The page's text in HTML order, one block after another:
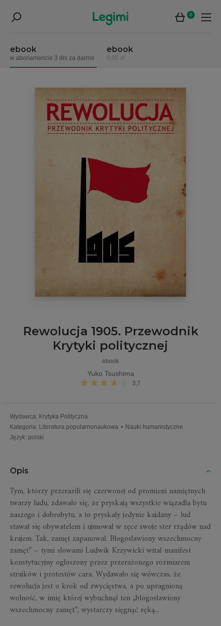
0
ebook
w abonamencie 3 dni za darmo
ebook
0,00 zł
Rewolucja 1905. Przewodnik
Krytyki politycznej
ebook
Yuko Tsushima
3,7
Wydawca: Krytyka Polityczna
Kategoria: Literatura popularnonaukowa • Nauki humanistyczne
Język: polski
Opis
Tym, którzy przerazili się czerwonej od promieni namiętnych
twarzy ludu, zdawało się, że pryskają wszystkie wiązadła bytu
naszego i dobrobytu, a to pryskały jedynie kajdany – lud
stawał się obywatelem i ujmował w ręce swoje ster rządów nad
krajem. Tak, zamęt zapanował. Błogosławiony wszechmocny
zamęt” – tymi słowami Ludwik Krzywicki witał manifest
konstytucyjny ogłoszony przez przerażonego rozmiarem
strajków i protestów cara. Wydawało się wówczas, że
rewolucja jest o krok od zwycięstwa, a po upragnioną
wolność, w imię której wybuchnął ten „błogosławiony
wszechmocny zamęt”, wystarczy sięgnąć ręką...